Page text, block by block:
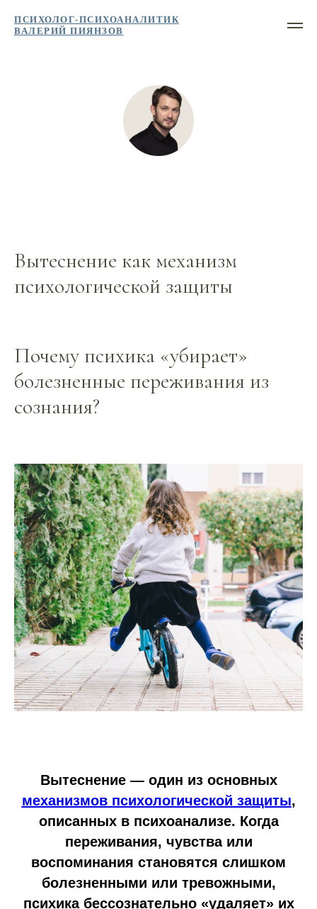
ПСИХОЛОГ-ПСИХОАНАЛИТИК
ВАЛЕРИЙ ПИЯНЗОВ
Вытеснение как механизм
психологической защиты
Почему психика «убирает»
болезненные переживания из
сознания?
Вытеснение — один из основных
механизмов психологической защиты,
описанных в психоанализе. Когда
переживания, чувства или
воспоминания становятся слишком
болезненными или тревожными,
психика бессознательно «удаляет» их